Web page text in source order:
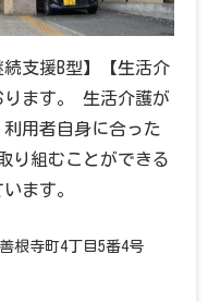
支援B型】【生活介
ます。 生活介護が
用者自身に合った
り組むことができる
ます。
根寺町4丁目5番4号